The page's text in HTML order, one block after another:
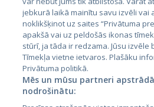
City24.lv
jebkurā laikā mainītu savu izvēli vai
noklikšķinot uz saites “Privātuma
apakšā vai uz peldošās ikonas
stūrī, ja tāda ir redzama. Jūsu
Tīmekļa vietne ietvaros. Plašāku
Privātuma politikā.
Mēs un mūsu partneri
nodrošinātu: